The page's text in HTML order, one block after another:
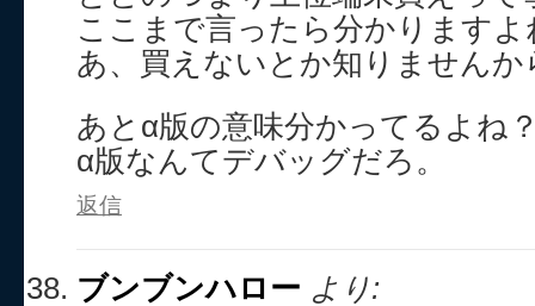
ここまで言ったら分かりますよ
あ、買えないとか知りませんか
あとα版の意味分かってるよね
α版なんてデバッグだろ。
返信
ブンブンハロー より: